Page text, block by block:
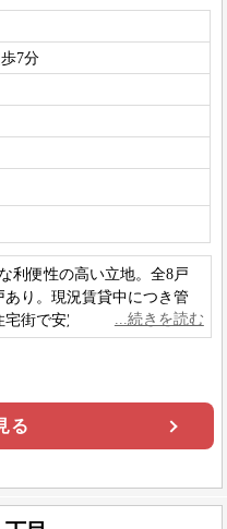
7分
利便性の高い立地。全8戸
り。現況賃貸中につき管
街で安定した需要が見込
る